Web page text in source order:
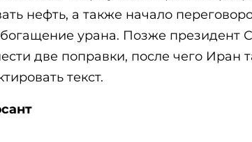
нефть, а также начало
урана. Позже президент
две поправки, после чего Иран
текст.